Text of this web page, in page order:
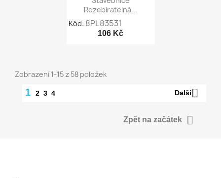
Rozebiratelná...
Kód: 8PL83531
106 Kč
Zobrazení 1-15 z 58 položek
1 2 3 4 Další
Zpět na začátek 